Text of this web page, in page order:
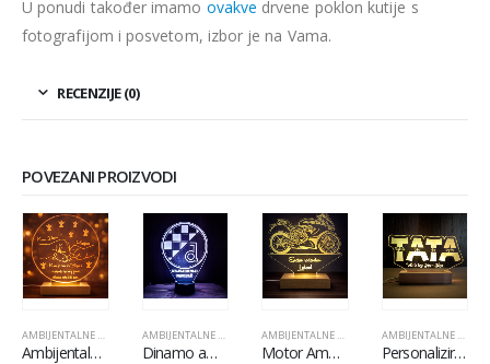
U ponudi također imamo ovakve drvene poklon kutije s
fotografijom i posvetom, izbor je na Vama.
RECENZIJE (0)
POVEZANI PROIZVODI
AMBIJENTALNE LAMPE POKLONI ZA SVETU POTVRDU/KRIZMU,POPULARNO
Ambijentalna lampa poklon za kuma
AMBIJENTALNE LAMPE POKLONI ZA TATU,POPULARNO
Dinamo ambijentalna lampa
AMBIJENTALNE LAMPE POPULARNO
Motor Ambijentalna Lampa
AMBIJENTALNE LAMPE
Personalizirani poklon za tatu LED lampa